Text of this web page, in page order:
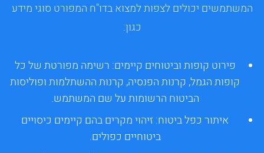
המשתמשים יכולים לצפות למצוא בדו"ח המפורט סוגי מידע
כגון:
פירוט קופות וביטוחים קיימים: רשימה מפורטת של כל
קופות הגמל, קרנות הפנסיה, קרנות ההשתלמות ופוליסות
הביטוח הרשומות על שם המשתמש.
איתור כפל ביטוח:זיהוי מקרים בהם קיימים כיסויים
ביטוחיים כפולים.